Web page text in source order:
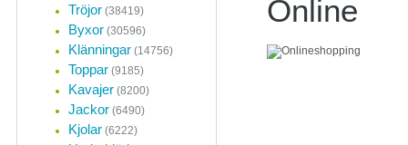
Online
Tröjor (38419)
Byxor (30596)
Klänningar (14756)
Toppar (9185)
Kavajer (8200)
Jackor (6490)
Kjolar (6222)